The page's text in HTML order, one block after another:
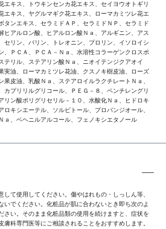
エキス、トウキンセンカ花エキス、セイヨウオトギリ
エキス、ヤグルマギク花エキス、ローマカミツレ花エ
タンエキス、セラミドＡＰ、セラミドＮＰ、セラミド
ヒアルロン酸、ヒアルロン酸Ｎａ、アルギニン、アス
セリン、バリン、トレオニン、プロリン、イソロイシ
、ＰＣＡ、ＰＣＡ－Ｎａ、水溶性コラーゲンクロスポ
テリル、ステアリン酸Ｎａ、ニオイテンジクアオイ
実油、ローマカミツレ花油、クスノキ樹皮油、ローズ
皮油、乳酸Ｎａ、ステアロイルラクチレートＮａ、
カプリリルグリコール、ＰＥＧ－８、ペンチレングリ
リン酸ポリグリセリル－１０、水酸化Ｎａ、ヒドロキ
ロキシエーテル、ソルビトール、プロパンジオール、
ａ、ベヘニルアルコール、フェノキシエタノール
して使用してください。傷やはれもの・しっしん等、
いでください。化粧品が肌に合わないとき即ち次のよ
さい。そのまま化粧品類の使用を続けますと、症状を
科専門医等にご相談されることをおすすめします。